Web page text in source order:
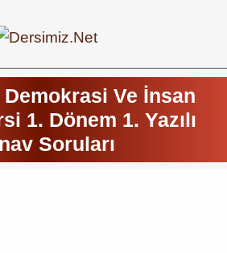
Demokrasi Ve İnsan
1. Dönem 1. Yazılı
Soruları